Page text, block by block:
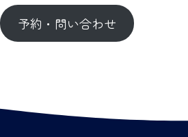
予約・問い合わせ